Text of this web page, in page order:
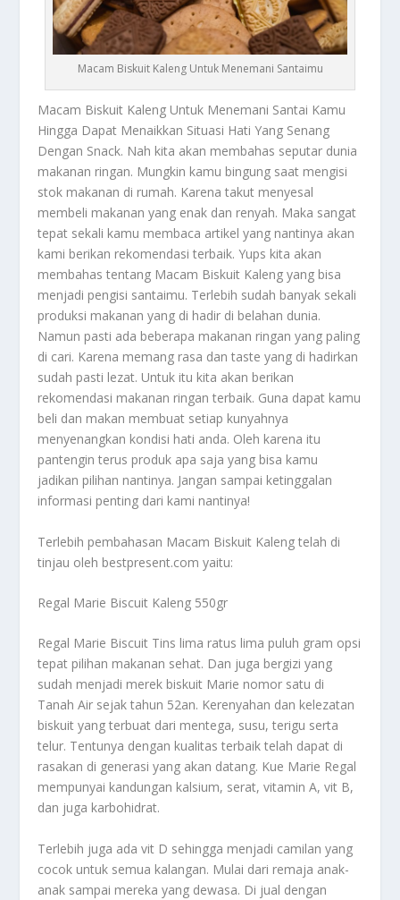
Macam Biskuit Kaleng Untuk Menemani Santaimu
Macam Biskuit Kaleng Untuk Menemani Santai Kamu
Hingga Dapat Menaikkan Situasi Hati Yang Senang
Dengan Snack. Nah kita akan membahas seputar dunia
makanan ringan. Mungkin kamu bingung saat mengisi
stok makanan di rumah. Karena takut menyesal
membeli makanan yang enak dan renyah. Maka sangat
tepat sekali kamu membaca artikel yang nantinya akan
kami berikan rekomendasi terbaik. Yups kita akan
membahas tentang Macam Biskuit Kaleng yang bisa
menjadi pengisi santaimu. Terlebih sudah banyak sekali
produksi makanan yang di hadir di belahan dunia.
Namun pasti ada beberapa makanan ringan yang paling
di cari. Karena memang rasa dan taste yang di hadirkan
sudah pasti lezat. Untuk itu kita akan berikan
rekomendasi makanan ringan terbaik. Guna dapat kamu
beli dan makan membuat setiap kunyahnya
menyenangkan kondisi hati anda. Oleh karena itu
pantengin terus produk apa saja yang bisa kamu
jadikan pilihan nantinya. Jangan sampai ketinggalan
informasi penting dari kami nantinya!
Terlebih pembahasan Macam Biskuit Kaleng telah di
tinjau oleh bestpresent.com yaitu:
Regal Marie Biscuit Kaleng 550gr
Regal Marie Biscuit Tins lima ratus lima puluh gram opsi
tepat pilihan makanan sehat. Dan juga bergizi yang
sudah menjadi merek biskuit Marie nomor satu di
Tanah Air sejak tahun 52an. Kerenyahan dan kelezatan
biskuit yang terbuat dari mentega, susu, terigu serta
telur. Tentunya dengan kualitas terbaik telah dapat di
rasakan di generasi yang akan datang. Kue Marie Regal
mempunyai kandungan kalsium, serat, vitamin A, vit B,
dan juga karbohidrat.
Terlebih juga ada vit D sehingga menjadi camilan yang
cocok untuk semua kalangan. Mulai dari remaja anak-
anak sampai mereka yang dewasa. Di jual dengan